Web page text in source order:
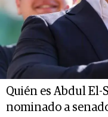
Quién es Abdul El-
nominado a